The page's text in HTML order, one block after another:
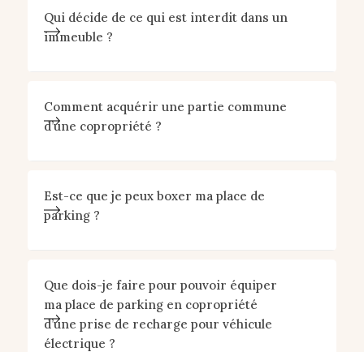
Qui décide de ce qui est interdit dans un
immeuble ?
Comment acquérir une partie commune
d’une copropriété ?
Est-ce que je peux boxer ma place de
parking ?
Que dois-je faire pour pouvoir équiper
ma place de parking en copropriété
d’une prise de recharge pour véhicule
électrique ?